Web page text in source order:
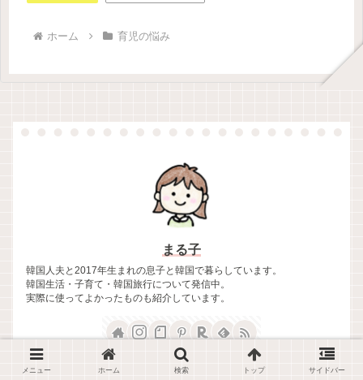
ホーム 育児の悩み
まる子
韓国人夫と2017年生まれの息子と韓国で暮らしています。
韓国生活・子育て・韓国旅行について発信中。
実際に使ってよかったものも紹介しています。
メニュー ホーム 検索 トップ サイドバー